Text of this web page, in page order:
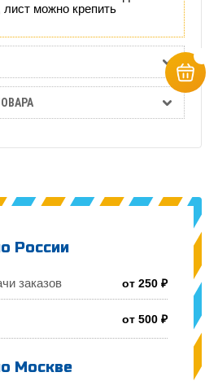
лист можно крепить
России
заказов от 250 ₽
от 500 ₽
Москве